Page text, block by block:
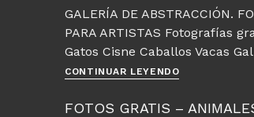
–
Cisne
GALERÍA DE ABSTRACCIÓN.
PARA ARTISTAS Fotografías
Gatos Cisne Caballos Vacas
CONTINUAR LEYENDOFotos
FOTOS GRATIS –